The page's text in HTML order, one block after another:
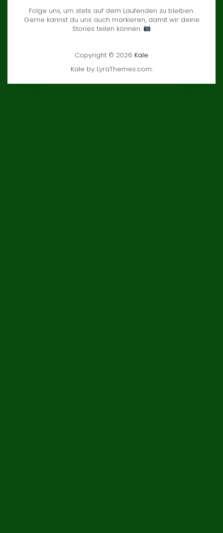
Folge uns, um stets auf dem Laufenden zu bleiben.
Gerne kannst du uns auch markieren, damit wir deine
Stories teilen können.
Copyright © 2026 Kale
Kale by LyraThemes.com.